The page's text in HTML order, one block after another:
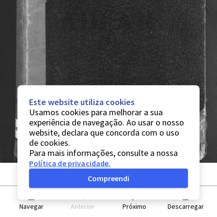
Navegar Anterior Próximo Descarregar
Este website utiliza cookies
Usamos cookies para melhorar a sua
experiência de navegação. Ao usar o nosso
website, declara que concorda com o uso
de cookies.
Para mais informações, consulte a nossa
Política de privacidade.
Compreendi